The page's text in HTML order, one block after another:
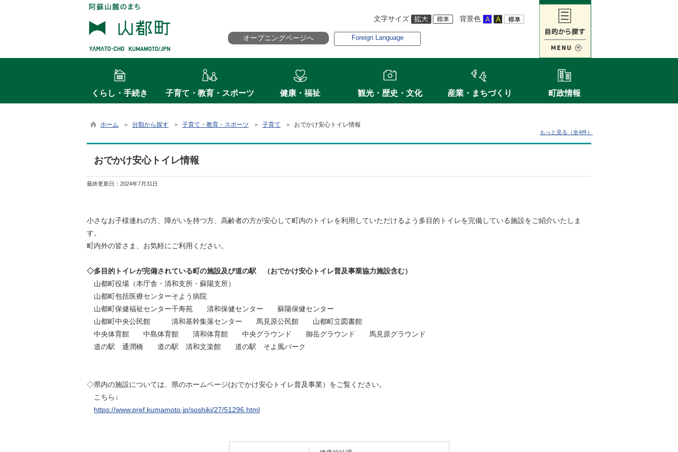
文字サイズ 背景色
オープニングページへ Foreign Language
くらし・手続き 子育て・教育・スポーツ 健康・福祉 観光・歴史・文化 産業・まちづくり 町政情報
ホーム ＞ 分類から探す ＞ 子育て・教育・スポーツ ＞ 子育て ＞ おでかけ安心トイレ情報
もっと見る（全4件）
おでかけ安心トイレ情報
最終更新日： 2024年7月31日
小さなお子様連れの方、障がいを持つ方、高齢者の方が安心して町内のトイレを利用していただけるよう多目的トイレを完備している施設をご紹介いたしま
す。
町内外の皆さま、お気軽にご利用ください。
◇多目的トイレが完備されている町の施設及び道の駅 （おでかけ安心トイレ普及事業協力施設含む）
山都町役場（本庁舎・清和支所・蘇陽支所）
山都町包括医療センターそよう病院
山都町保健福祉センター千寿苑 清和保健センター 蘇陽保健センター
山都町中央公民館 清和基幹集落センター 馬見原公民館 山都町立図書館
中央体育館 中島体育館 清和体育館 中央グラウンド 御岳グラウンド 馬見原グラウンド
道の駅 通潤橋 道の駅 清和文楽館 道の駅 そよ風パーク
◇県内の施設については、県のホームページ(おでかけ安心トイレ普及事業）をご覧ください。
こちら↓
https://www.pref.kumamoto.jp/soshiki/27/51296.html